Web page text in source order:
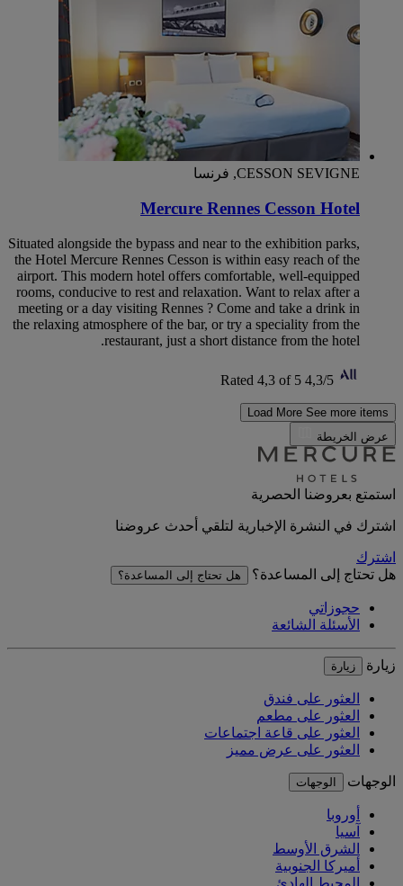
CESSON SEVIGNE, فرنسا
Mercure Rennes Cesson Hotel
Situated alongside the bypass and near to the exhibition parks,
the Hotel Mercure Rennes Cesson is within easy reach of the
airport. This modern hotel offers comfortable, well-equipped
rooms, conducive to rest and relaxation. Want to relax after a
meeting or a day visiting Rennes ? Come and take a drink in
the relaxing atmosphere of the bar, or try a speciality from the
restaurant, just a short distance from the hotel.
4,3/5
Rated 4,3 of 5
Load More See more items
عرض الخريطة
استمتع بعروضنا الحصرية
اشترك في النشرة الإخبارية لتلقي أحدث عروضنا
اشترك
هل تحتاج إلى المساعدة؟
هل تحتاج إلى المساعدة؟
حجوزاتي
الأسئلة الشائعة
زيارة زيارة
العثور على فندق
العثور على مطعم
العثور على قاعة اجتماعات
العثور على عرض مميز
الوجهات الوجهات
أوروبا
آسيا
الشرق الأوسط
أميركا الجنوبية
المحيط الهادئ